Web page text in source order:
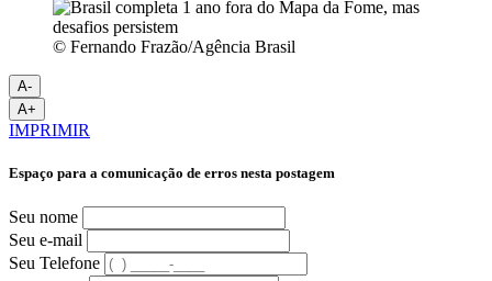
© Fernando Frazão/Agência Brasil
A-
A+
IMPRIMIR
Espaço para a comunicação de erros nesta postagem
Seu nome
Seu e-mail
Seu Telefone